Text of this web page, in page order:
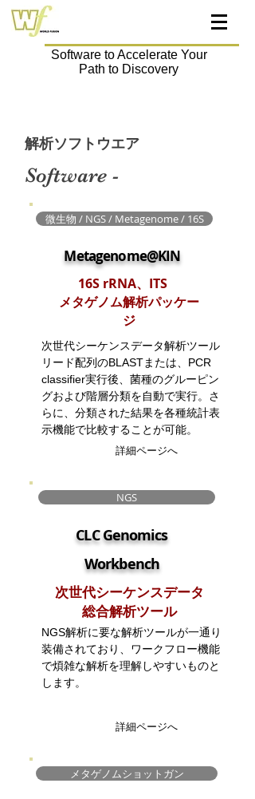
Software to Accelerate Your
Path to Discovery
解析ソフトウエア
Software -
微生物 / NGS / Metagenome / 16S
​Metagenome@KIN
16S rRNA、ITS
メタゲノム解析パッケー
ジ
次世代シーケンスデータ解析ツール
​リード配列のBLASTまたは、PCR
classifier実行後、菌種のグルーピン
グおよび階層分類を自動で実行。さ
らに、分類された結果を各種統計表
示機能で比較することが可能。
詳細ページへ
NGS
CLC Genomics
Workbench
次世代シーケンスデータ
​総合解析ツール
NGS解析に要な解析ツールが一通り
装備されており、ワークフロー機能
で煩雑な解析を理解しやすいものと
します。
詳細ページへ
メタゲノムショットガン